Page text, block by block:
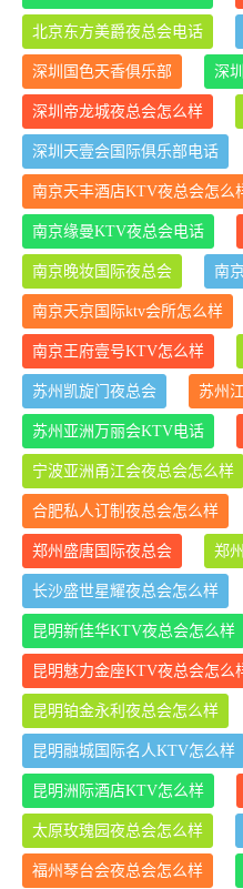
北京东方美爵夜总会电话
深圳国色天香俱乐部 深
深圳帝龙城夜总会怎么样
深圳天壹会国际俱乐部电话
南京天丰酒店KTV夜总会怎么
南京缘曼KTV夜总会电话
南京晚妆国际夜总会 南
南京天京国际ktv会所怎么样
南京王府壹号KTV怎么样
苏州凯旋门夜总会 苏州
苏州亚洲万丽会KTV电话
宁波亚洲甬江会夜总会怎么样
合肥私人订制夜总会怎么样
郑州盛唐国际夜总会 郑
长沙盛世星耀夜总会怎么样
昆明新佳华KTV夜总会怎么样
昆明魅力金座KTV夜总会怎么
昆明铂金永利夜总会怎么样
昆明融城国际名人KTV怎么样
昆明洲际酒店KTV怎么样
太原玫瑰园夜总会怎么样
福州琴台会夜总会怎么样